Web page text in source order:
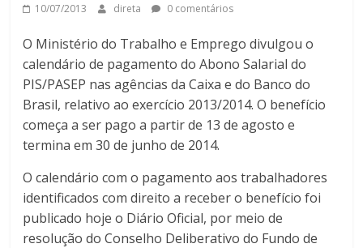
10/07/2013 direta 0 comentários
O Ministério do Trabalho e Emprego divulgou o
calendário de pagamento do Abono Salarial do
PIS/PASEP nas agências da Caixa e do Banco do
Brasil, relativo ao exercício 2013/2014. O benefício
começa a ser pago a partir de 13 de agosto e
termina em 30 de junho de 2014.
O calendário com o pagamento aos trabalhadores
identificados com direito a receber o benefício foi
publicado hoje o Diário Oficial, por meio de
resolução do Conselho Deliberativo do Fundo de